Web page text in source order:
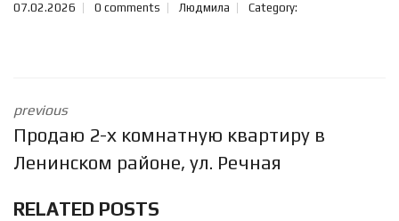
07.02.2026 0 comments Людмила Category:
previous
Продаю 2-х комнатную квартиру в
Ленинском районе, ул. Речная
RELATED POSTS